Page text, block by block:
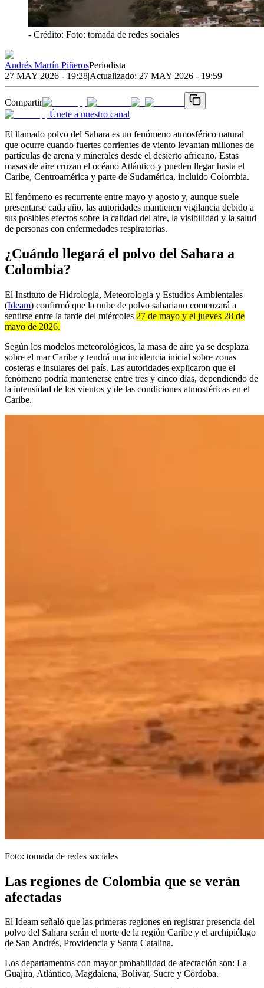
- Crédito: Foto: tomada de redes sociales
Andrés Martín PiñerosPeriodista
27 MAY 2026 - 19:28|Actualizado: 27 MAY 2026 - 19:59
Compartir
Únete a nuestro canal
El llamado polvo del Sahara es un fenómeno atmosférico natural
que ocurre cuando fuertes corrientes de viento levantan millones de
partículas de arena y minerales desde el desierto africano. Estas
masas de aire cruzan el océano Atlántico y pueden llegar hasta el
Caribe, Centroamérica y parte de Sudamérica, incluido Colombia.
El fenómeno es recurrente entre mayo y agosto y, aunque suele
presentarse cada año, las autoridades mantienen vigilancia debido a
sus posibles efectos sobre la calidad del aire, la visibilidad y la salud
de personas con enfermedades respiratorias.
¿Cuándo llegará el polvo del Sahara a
Colombia?
El Instituto de Hidrología, Meteorología y Estudios Ambientales
(Ideam) confirmó que la nube de polvo sahariano comenzará a
sentirse entre la tarde del miércoles 27 de mayo y el jueves 28 de
mayo de 2026.
Según los modelos meteorológicos, la masa de aire ya se desplaza
sobre el mar Caribe y tendrá una incidencia inicial sobre zonas
costeras e insulares del país. Las autoridades explicaron que el
fenómeno podría mantenerse entre tres y cinco días, dependiendo de
la intensidad de los vientos y de las condiciones atmosféricas en el
Caribe.
Foto: tomada de redes sociales
Las regiones de Colombia que se verán
afectadas
El Ideam señaló que las primeras regiones en registrar presencia del
polvo del Sahara serán el norte de la región Caribe y el archipiélago
de San Andrés, Providencia y Santa Catalina.
Los departamentos con mayor probabilidad de afectación son: La
Guajira, Atlántico, Magdalena, Bolívar, Sucre y Córdoba.